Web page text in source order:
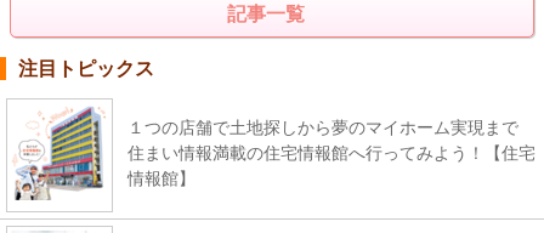
記事一覧
注目トピックス
１つの店舗で土地探しから夢のマイホーム実現まで
住まい情報満載の住宅情報館へ行ってみよう！【住宅
情報館】